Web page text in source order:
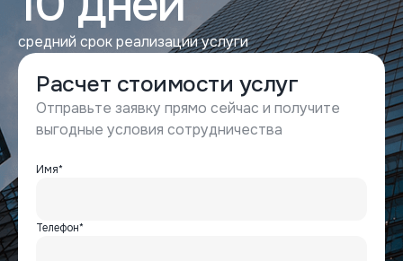
средний срок реализации услуги
Расчет стоимости услуг
Отправьте заявку прямо сейчас и получите
выгодные условия сотрудничества
Имя*
Телефон*